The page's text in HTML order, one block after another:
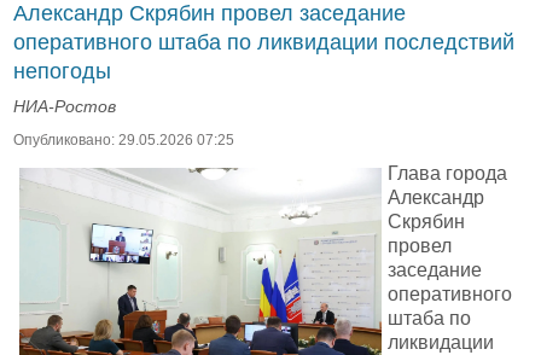
Александр Скрябин провел заседание
оперативного штаба по ликвидации последствий
непогоды
НИА-Ростов
Опубликовано: 29.05.2026 07:25
Глава города
Александр
Скрябин
провел
заседание
оперативного
штаба по
ликвидации